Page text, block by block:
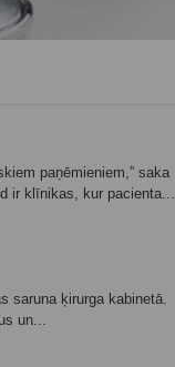
paņēmieniem,” saka
ir klīnikas, kur pacienta...
saruna ķirurga kabinetā.
un...